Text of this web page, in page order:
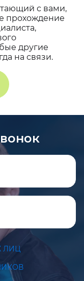
с вами,
прохождение
другие
на связи.
ЛИЦ